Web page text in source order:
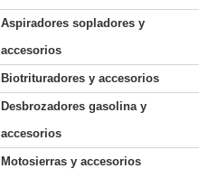
Aspiradores sopladores y
accesorios
Biotrituradores y accesorios
Desbrozadores gasolina y
accesorios
Motosierras y accesorios